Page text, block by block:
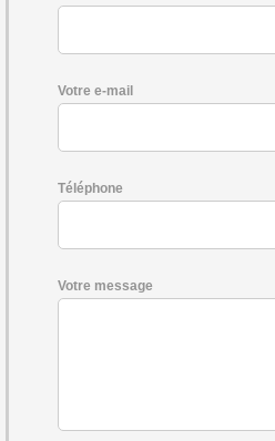
Votre e-mail
Téléphone
Votre message